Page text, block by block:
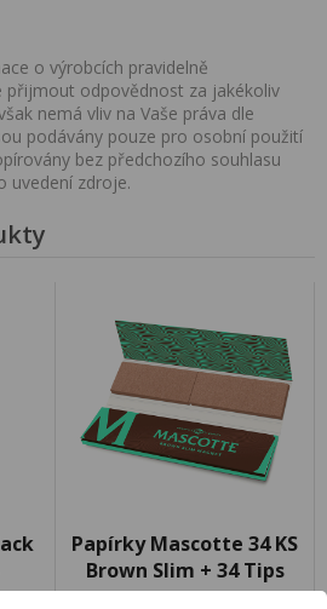
o výrobcích pravidelně
přijmout odpovědnost za jakékoliv
nemá vliv na Vaše práva dle
podávány pouze pro osobní použití
bez předchozího souhlasu
uvedení zdroje.
Papírky Mascotte 34 KS
Brown Slim + 34 Tips